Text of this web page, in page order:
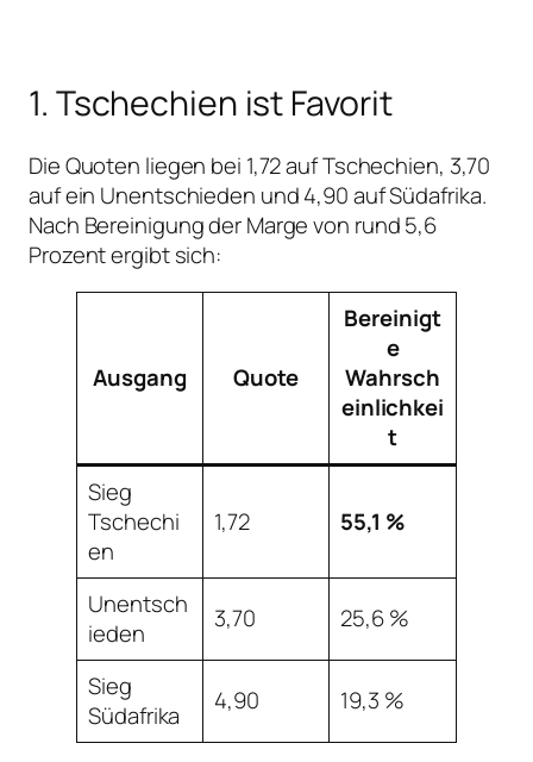
1. Tschechien ist Favorit
Die Quoten liegen bei 1,72 auf Tschechien, 3,70
auf ein Unentschieden und 4,90 auf Südafrika.
Nach Bereinigung der Marge von rund 5,6
Prozent ergibt sich:
Ausgang Quote
Bereinigt
e
Wahrsch
einlichkei
t
Sieg
Tschechi
en
1,72 55,1 %
Unentsch
ieden
3,70 25,6 %
Sieg
Südafrika
4,90 19,3 %